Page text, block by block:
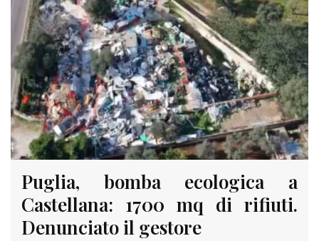
Puglia, bomba ecologica a
Castellana: 1700 mq di rifiuti.
Denunciato il gestore